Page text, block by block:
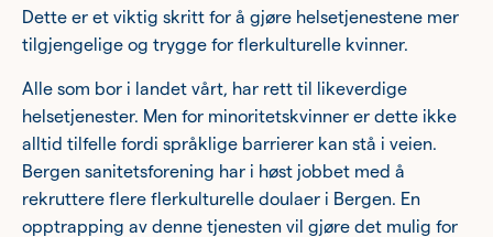
Dette er et viktig skritt for å gjøre helsetjenestene mer
tilgjengelige og trygge for flerkulturelle kvinner.
Alle som bor i landet vårt, har rett til likeverdige
helsetjenester. Men for minoritetskvinner er dette ikke
alltid tilfelle fordi språklige barrierer kan stå i veien.
Bergen sanitetsforening har i høst jobbet med å
rekruttere flere flerkulturelle doulaer i Bergen. En
opptrapping av denne tjenesten vil gjøre det mulig for